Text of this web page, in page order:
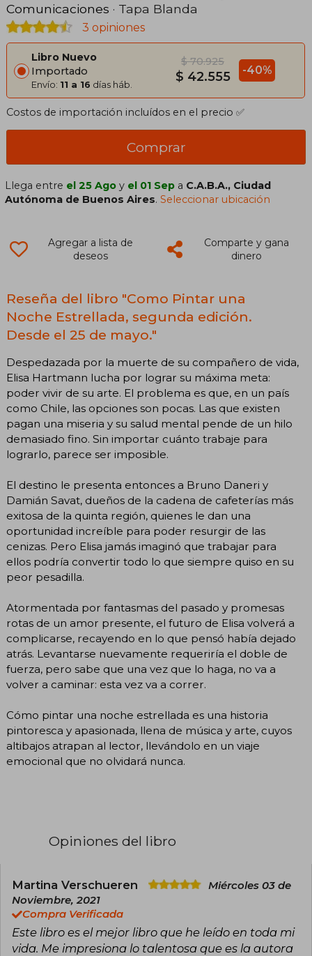
Comunicaciones · Tapa Blanda
3 opiniones
Libro Nuevo
Importado
Envío: 11 a 16 días háb.
$ 70.925
$ 42.555 -40%
Costos de importación incluídos en el precio ✅
Comprar
Llega entre el 25 Ago y el 01 Sep a C.A.B.A., Ciudad
Autónoma de Buenos Aires.Seleccionar ubicación
Agregar a lista de
deseos
Comparte y gana
dinero
Reseña del libro "Como Pintar una
Noche Estrellada, segunda edición.
Desde el 25 de mayo."
Despedazada por la muerte de su compañero de vida,
Elisa Hartmann lucha por lograr su máxima meta:
poder vivir de su arte. El problema es que, en un país
como Chile, las opciones son pocas. Las que existen
pagan una miseria y su salud mental pende de un hilo
demasiado fino. Sin importar cuánto trabaje para
lograrlo, parece ser imposible.
El destino le presenta entonces a Bruno Daneri y
Damián Savat, dueños de la cadena de cafeterías más
exitosa de la quinta región, quienes le dan una
oportunidad increíble para poder resurgir de las
cenizas. Pero Elisa jamás imaginó que trabajar para
ellos podría convertir todo lo que siempre quiso en su
peor pesadilla.
Atormentada por fantasmas del pasado y promesas
rotas de un amor presente, el futuro de Elisa volverá a
complicarse, recayendo en lo que pensó había dejado
atrás. Levantarse nuevamente requeriría el doble de
fuerza, pero sabe que una vez que lo haga, no va a
volver a caminar: esta vez va a correr.
Cómo pintar una noche estrellada es una historia
pintoresca y apasionada, llena de música y arte, cuyos
altibajos atrapan al lector, llevándolo en un viaje
emocional que no olvidará nunca.
Opiniones del libro
Martina Verschueren
Miércoles 03 de
Noviembre, 2021
Compra Verificada
Este libro es el mejor libro que he leído en toda mi
vida. Me impresiona lo talentosa que es la autora